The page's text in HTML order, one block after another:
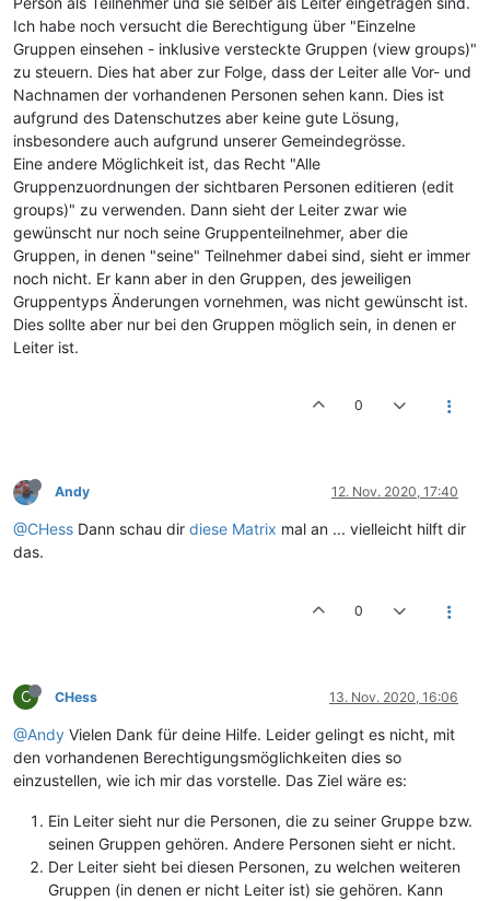
Ich habe noch versucht die Berechtigung über "Einzelne
Gruppen einsehen - inklusive versteckte Gruppen (view groups)"
zu steuern. Dies hat aber zur Folge, dass der Leiter alle Vor- und
Nachnamen der vorhandenen Personen sehen kann. Dies ist
aufgrund des Datenschutzes aber keine gute Lösung,
insbesondere auch aufgrund unserer Gemeindegrösse.
Eine andere Möglichkeit ist, das Recht "Alle
Gruppenzuordnungen der sichtbaren Personen editieren (edit
groups)" zu verwenden. Dann sieht der Leiter zwar wie
gewünscht nur noch seine Gruppenteilnehmer, aber die
Gruppen, in denen "seine" Teilnehmer dabei sind, sieht er immer
noch nicht. Er kann aber in den Gruppen, des jeweiligen
Gruppentyps Änderungen vornehmen, was nicht gewünscht ist.
Dies sollte aber nur bei den Gruppen möglich sein, in denen er
Leiter ist.
0
Andy 12. Nov. 2020, 17:40
@CHess Dann schau dir diese Matrix mal an ... vielleicht hilft dir
das.
0
C CHess 13. Nov. 2020, 16:06
@Andy Vielen Dank für deine Hilfe. Leider gelingt es nicht, mit
den vorhandenen Berechtigungsmöglichkeiten dies so
einzustellen, wie ich mir das vorstelle. Das Ziel wäre es:
Ein Leiter sieht nur die Personen, die zu seiner Gruppe bzw.
seinen Gruppen gehören. Andere Personen sieht er nicht.
Der Leiter sieht bei diesen Personen, zu welchen weiteren
Gruppen (in denen er nicht Leiter ist) sie gehören. Kann